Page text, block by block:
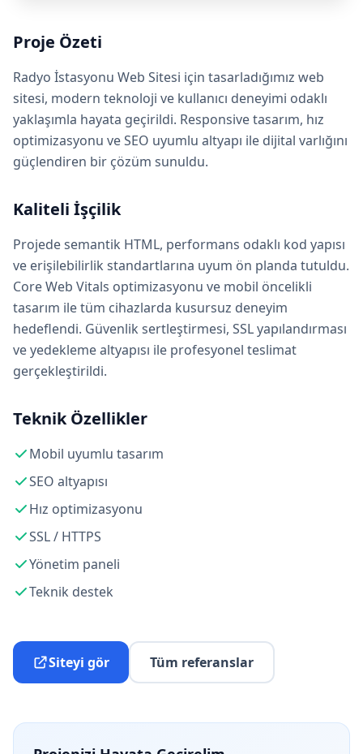
Proje Özeti
Radyo İstasyonu Web Sitesi için tasarladığımız web
sitesi, modern teknoloji ve kullanıcı deneyimi odaklı
yaklaşımla hayata geçirildi. Responsive tasarım, hız
optimizasyonu ve SEO uyumlu altyapı ile dijital varlığını
güçlendiren bir çözüm sunuldu.
Kaliteli İşçilik
Projede semantik HTML, performans odaklı kod yapısı
ve erişilebilirlik standartlarına uyum ön planda tutuldu.
Core Web Vitals optimizasyonu ve mobil öncelikli
tasarım ile tüm cihazlarda kusursuz deneyim
hedeflendi. Güvenlik sertleştirmesi, SSL yapılandırması
ve yedekleme altyapısı ile profesyonel teslimat
gerçekleştirildi.
Teknik Özellikler
Mobil uyumlu tasarım
SEO altyapısı
Hız optimizasyonu
SSL / HTTPS
Yönetim paneli
Teknik destek
Siteyi gör Tüm referanslar